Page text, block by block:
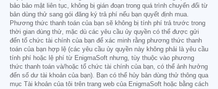
bảo bảo mật liên tục, không bị gián đoạn trong quá trình chuyển đổi từ
bản dùng thử sang gói đăng ký trả phí nếu bạn quyết định mua.
Phương thức thanh toán của bạn sẽ không bị tính phí trả trước trong
thời gian dùng thử, mặc dù các yêu cầu ủy quyền có thể được gửi
đến tổ chức tài chính của bạn để xác minh rằng phương thức thanh
toán của bạn hợp lệ (các yêu cầu ủy quyền này không phải là yêu cầu
tính phí hoặc lệ phí từ EnigmaSoft nhưng, tùy thuộc vào phương
thức thanh toán và/hoặc tổ chức tài chính của bạn, có thể ảnh hưởng
đến số dư tài khoản của bạn). Bạn có thể hủy bản dùng thử thông qua
mục Tài khoản của tôi trên trang web của EnigmaSoft hoặc bằng cách